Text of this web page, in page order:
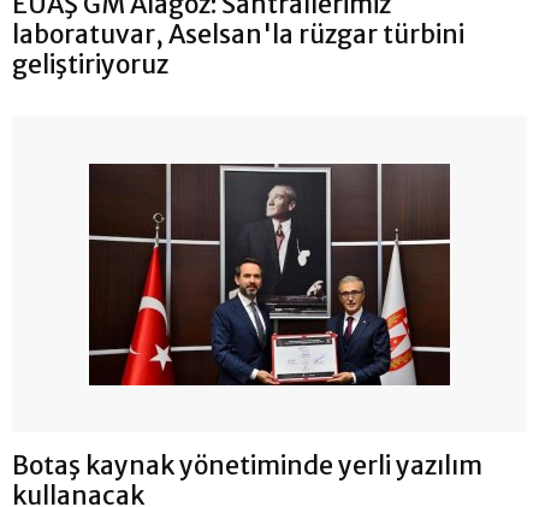
laboratuvar, Aselsan'la rüzgar türbini
geliştiriyoruz
Botaş kaynak yönetiminde yerli yazılım
kullanacak